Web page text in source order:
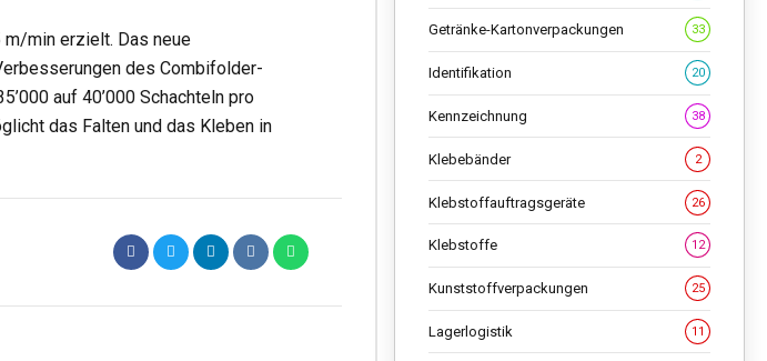
min erzielt. Das neue
des Combifolder-
auf 40’000 Schachteln pro
das Falten und das Kleben in
Getränke-Kartonverpackungen 33
Identifikation 20
Kennzeichnung 38
Klebebänder 2
Klebstoffauftragsgeräte 26
Klebstoffe 12
Kunststoffverpackungen 25
Lagerlogistik 11